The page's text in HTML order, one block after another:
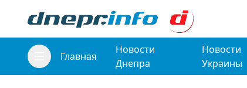
Главная
Новости
Днепра
Новости
Украины